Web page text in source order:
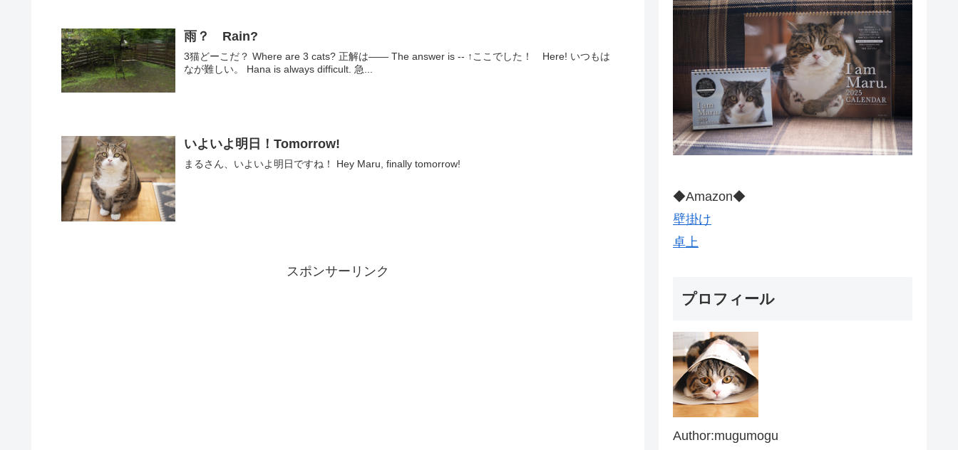
雨？ Rain?
3猫どーこだ？ Where are 3 cats? 正解は―― The answer is -- ↑ここでした！ Here! いつもは
なが難しい。 Hana is always difficult. 急...
いよいよ明日！Tomorrow!
まるさん、いよいよ明日ですね！ Hey Maru, finally tomorrow!
スポンサーリンク
◆Amazon◆
壁掛け
卓上
プロフィール
Author:mugumogu